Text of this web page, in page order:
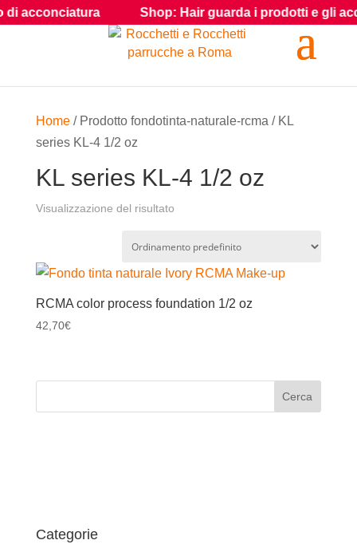
Home/ Prodotto fondotinta-naturale-rcma / KL
series KL-4 1/2 oz
KL series KL-4 1/2 oz
Visualizzazione del risultato
RCMA color process foundation 1/2 oz
42,70€
Categorie
acconciatura Shop: Hair guarda i prodotti e gli